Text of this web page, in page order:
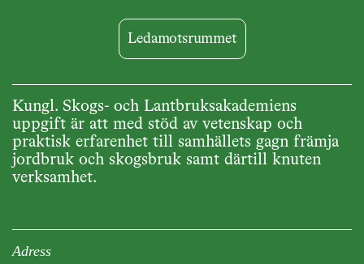
Ledamotsrummet
Kungl. Skogs- och Lantbruksakademiens
uppgift är att med stöd av vetenskap och
praktisk erfarenhet till samhällets gagn främja
jordbruk och skogsbruk samt därtill knuten
verksamhet.
Adress